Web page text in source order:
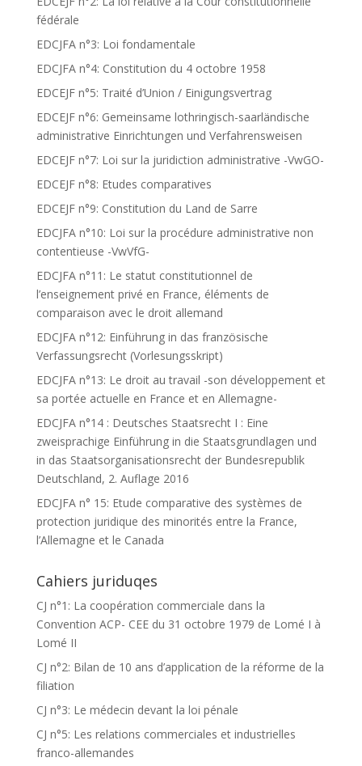
fédérale
EDCJFA n°3: Loi fondamentale
EDCJFA n°4: Constitution du 4 octobre 1958
EDCEJF n°5: Traité d’Union / Einigungsvertrag
EDCEJF n°6: Gemeinsame lothringisch-saarländische
administrative Einrichtungen und Verfahrensweisen
EDCEJF n°7: Loi sur la juridiction administrative -VwGO-
EDCEJF n°8: Etudes comparatives
EDCEJF n°9: Constitution du Land de Sarre
EDCJFA n°10: Loi sur la procédure administrative non
contentieuse -VwVfG-
EDCJFA n°11: Le statut constitutionnel de
l’enseignement privé en France, éléments de
comparaison avec le droit allemand
EDCJFA n°12: Einführung in das französische
Verfassungsrecht (Vorlesungsskript)
EDCJFA n°13: Le droit au travail -son développement et
sa portée actuelle en France et en Allemagne-
EDCJFA n°14 : Deutsches Staatsrecht I : Eine
zweisprachige Einführung in die Staatsgrundlagen und
in das Staatsorganisationsrecht der Bundesrepublik
Deutschland, 2. Auflage 2016
EDCJFA n° 15: Etude comparative des systèmes de
protection juridique des minorités entre la France,
l’Allemagne et le Canada
Cahiers juriduqes
CJ n°1: La coopération commerciale dans la
Convention ACP- CEE du 31 octobre 1979 de Lomé I à
Lomé II
CJ n°2: Bilan de 10 ans d’application de la réforme de la
filiation
CJ n°3: Le médecin devant la loi pénale
CJ n°5: Les relations commerciales et industrielles
franco-allemandes